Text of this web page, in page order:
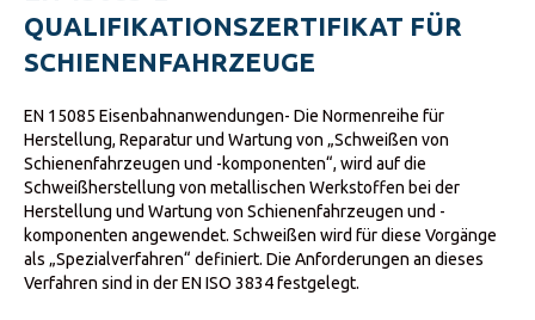
QUALIFIKATIONSZERTIFIKAT FÜR
SCHIENENFAHRZEUGE
EN 15085 Eisenbahnanwendungen- Die Normenreihe für
Herstellung, Reparatur und Wartung von „Schweißen von
Schienenfahrzeugen und -komponenten“, wird auf die
Schweißherstellung von metallischen Werkstoffen bei der
Herstellung und Wartung von Schienenfahrzeugen und -
komponenten angewendet. Schweißen wird für diese Vorgänge
als „Spezialverfahren“ definiert. Die Anforderungen an dieses
Verfahren sind in der EN ISO 3834 festgelegt.